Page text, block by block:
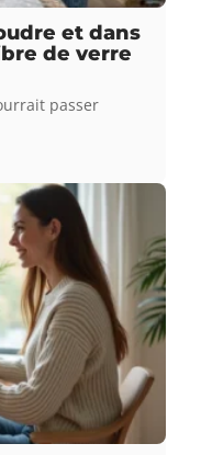
et dans
de verre
passer